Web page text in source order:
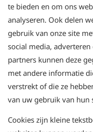
te bieden en om ons
analyseren. Ook delen
gebruik van onze site
social media, adverteren
partners kunnen deze
met andere informatie
verstrekt of die ze
van uw gebruik van hun
Cookies zijn kleine